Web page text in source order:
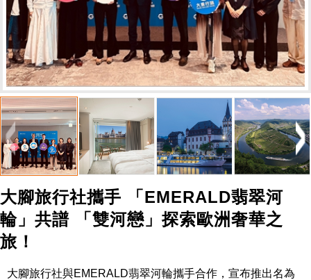
大腳旅行社攜手 「EMERALD翡翠河
輪」共譜 「雙河戀」探索歐洲奢華之
旅！
大腳旅行社與EMERALD翡翠河輪攜手合作，宣布推出名為